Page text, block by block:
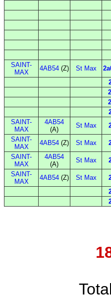
SAINT-
MAX
4AB54 (Z) St Max
SAINT-
MAX
4AB54
(A)
St Max
SAINT-
MAX
4AB54 (Z) St Max
SAINT-
MAX
4AB54
(A)
St Max
SAINT-
MAX
4AB54 (Z) St Max